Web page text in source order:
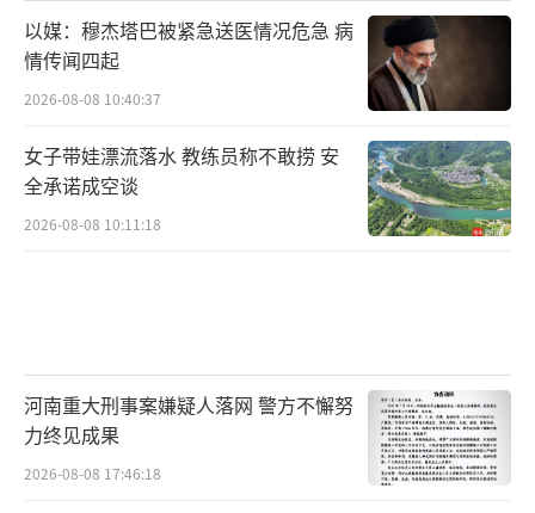
以媒：穆杰塔巴被紧急送医情况危急 病
情传闻四起
2026-08-08 10:40:37
女子带娃漂流落水 教练员称不敢捞 安
全承诺成空谈
2026-08-08 10:11:18
河南重大刑事案嫌疑人落网 警方不懈努
力终见成果
2026-08-08 17:46:18